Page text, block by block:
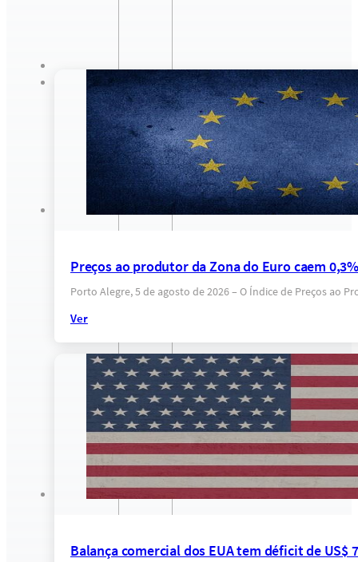
Preços ao produtor da Zona do Euro caem
Porto Alegre, 5 de agosto de 2026 – O Índice de Preços ao
Ver
Balança comercial dos EUA tem déficit de US$